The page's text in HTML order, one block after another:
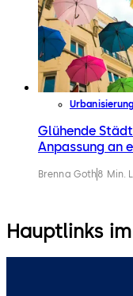
Glühende
Anpassung an
Brenna Goth8 Min.
Hauptlinks